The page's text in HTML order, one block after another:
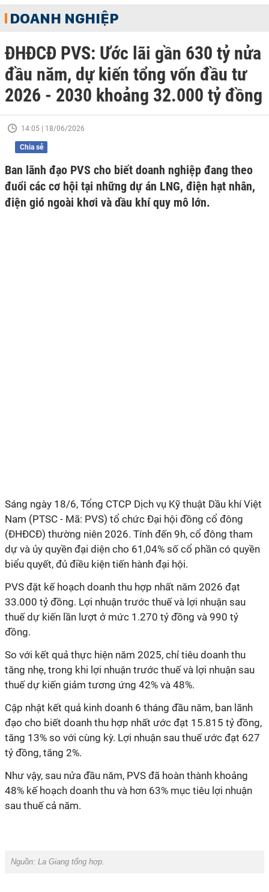
DOANH NGHIỆP
ĐHĐCĐ PVS: Ước lãi gần 630 tỷ nửa
đầu năm, dự kiến tổng vốn đầu tư
2026 - 2030 khoảng 32.000 tỷ đồng
14:05 | 18/06/2026
Chia sẻ
Ban lãnh đạo PVS cho biết doanh nghiệp đang theo
đuổi các cơ hội tại những dự án LNG, điện hạt nhân,
điện gió ngoài khơi và dầu khí quy mô lớn.
Sáng ngày 18/6, Tổng CTCP Dịch vụ Kỹ thuật Dầu khí Việt
Nam (PTSC - Mã: PVS) tổ chức Đại hội đồng cổ đông
(ĐHĐCĐ) thường niên 2026. Tính đến 9h, cổ đông tham
dự và ủy quyền đại diện cho 61,04% số cổ phần có quyền
biểu quyết, đủ điều kiện tiến hành đại hội.
PVS đặt kế hoạch doanh thu hợp nhất năm 2026 đạt
33.000 tỷ đồng. Lợi nhuận trước thuế và lợi nhuận sau
thuế dự kiến lần lượt ở mức 1.270 tỷ đồng và 990 tỷ
đồng.
So với kết quả thực hiện năm 2025, chỉ tiêu doanh thu
tăng nhẹ, trong khi lợi nhuận trước thuế và lợi nhuận sau
thuế dự kiến giảm tương ứng 42% và 48%.
Cập nhật kết quả kinh doanh 6 tháng đầu năm, ban lãnh
đạo cho biết doanh thu hợp nhất ước đạt 15.815 tỷ đồng,
tăng 13% so với cùng kỳ. Lợi nhuận sau thuế ước đạt 627
tỷ đồng, tăng 2%.
Như vậy, sau nửa đầu năm, PVS đã hoàn thành khoảng
48% kế hoạch doanh thu và hơn 63% mục tiêu lợi nhuận
sau thuế cả năm.
Nguồn: La Giang tổng hợp.